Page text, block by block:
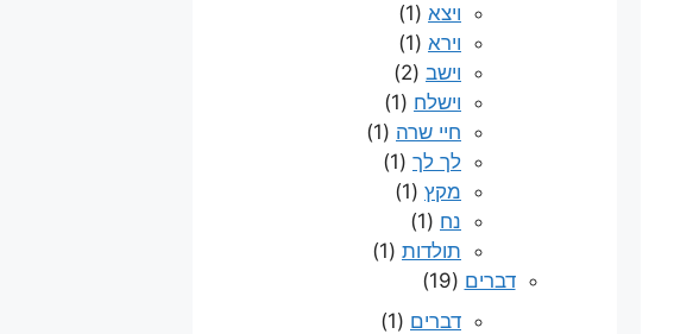
ויצא (1)
וירא (1)
וישב (2)
וישלח (1)
חיי שרה (1)
לך לך (1)
מקץ (1)
נח (1)
תולדות (1)
דברים (19)
דברים (1)